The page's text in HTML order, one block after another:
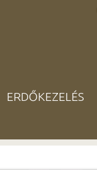
ERDŐKEZELÉS